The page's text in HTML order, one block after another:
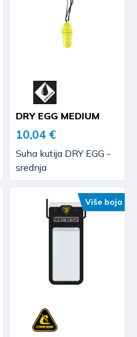
DRY EGG MEDIUM
10,04 €
Suha kutija DRY EGG -
srednja
Više boja